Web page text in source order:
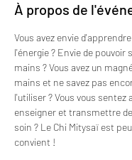
À propos de
Vous avez envie
l'énergie ? Envie de pouvoir
mains ? Vous avez un
mains et ne savez pas
l'utiliser ? Vous vous sentez
enseigner et transmettre
soin ? Le Chi Mitysaï est
convient !